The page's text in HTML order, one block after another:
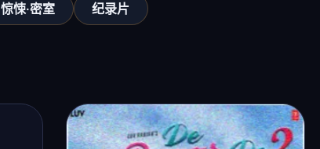
惊悚·密室 纪录片